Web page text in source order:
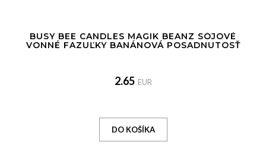
BUSY BEE CANDLES MAGIK BEANZ SÓJOVÉ
VONNÉ FAZUĽKY BANÁNOVÁ POSADNUTOSŤ
2.65 EUR